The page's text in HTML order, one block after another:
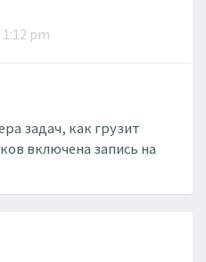
pm
задач, как грузит
включена запись на